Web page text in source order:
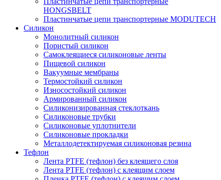
HONGSBELT
Пластинчатые цепи транспортерные MODUTECH
Силикон
Монолитный силикон
Пористый силикон
Самоклеящиеся силиконовые ленты
Пищевой силикон
Вакуумные мембраны
Термостойкий силикон
Износостойкий силикон
Армированный силикон
Силиконизированная стеклоткань
Силиконовые трубки
Силиконовые уплотнители
Силиконовые прокладки
Металлодетектируемая силиконовая резина
Тефлон
Лента PTFE (тефлон) без клеящего слоя
Лента PTFE (тефлон) с клеящим слоем